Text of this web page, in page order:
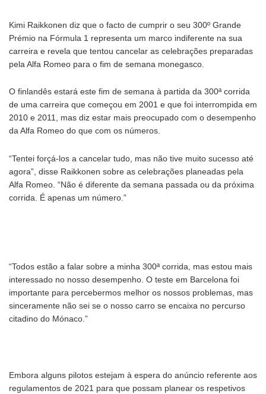
Kimi Raikkonen diz que o facto de cumprir o seu 300º Grande
Prémio na Fórmula 1 representa um marco indiferente na sua
carreira e revela que tentou cancelar as celebrações preparadas
pela Alfa Romeo para o fim de semana monegasco.
O finlandês estará este fim de semana à partida da 300ª corrida
de uma carreira que começou em 2001 e que foi interrompida em
2010 e 2011, mas diz estar mais preocupado com o desempenho
da Alfa Romeo do que com os números.
“Tentei forçá-los a cancelar tudo, mas não tive muito sucesso até
agora”, disse Raikkonen sobre as celebrações planeadas pela
Alfa Romeo. “Não é diferente da semana passada ou da próxima
corrida. É apenas um número.”
“Todos estão a falar sobre a minha 300ª corrida, mas estou mais
interessado no nosso desempenho. O teste em Barcelona foi
importante para percebermos melhor os nossos problemas, mas
sinceramente não sei se o nosso carro se encaixa no percurso
citadino do Mónaco.”
Embora alguns pilotos estejam à espera do anúncio referente aos
regulamentos de 2021 para que possam planear os respetivos